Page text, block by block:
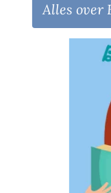
Alles over